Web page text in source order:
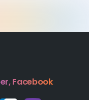
Facebook